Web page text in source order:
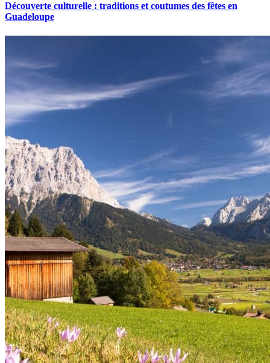
Découverte culturelle : traditions et coutumes des fêtes en
Guadeloupe